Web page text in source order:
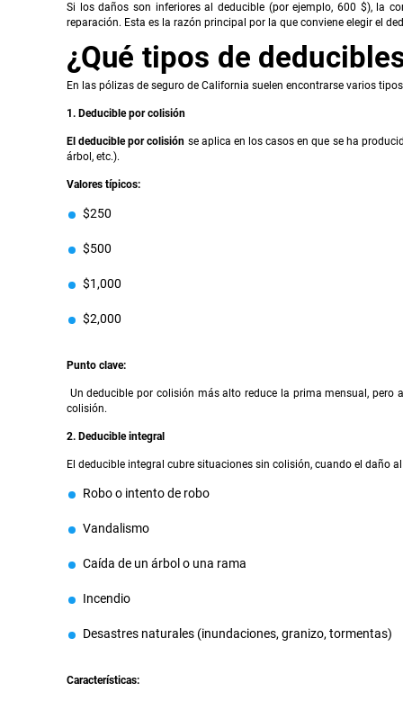
Si los daños son inferiores al deducible (por ejemplo, 600 $), la
reparación. Esta es la razón principal por la que conviene elegir el
¿Qué tipos de
En las pólizas de seguro de California suelen encontrarse varios
1. Deducible por colisión
El deducible por colisión se aplica en los casos en que se ha
árbol, etc.).
Valores típicos:
$250
$500
$1,000
$2,000
Punto clave:
Un deducible por colisión más alto reduce la prima mensual,
colisión.
2. Deducible integral
El deducible integral cubre situaciones sin colisión, cuando el daño
Robo o intento de robo
Vandalismo
Caída de un árbol o una rama
Incendio
Desastres naturales (inundaciones, granizo, tormentas)
Características: